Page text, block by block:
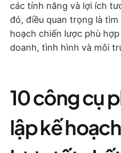
các tính năng và lợi ích
đó, điều quan trọng là
hoạch chiến lược phù
doanh, tình hình và môi
10 công cụ
lập kế